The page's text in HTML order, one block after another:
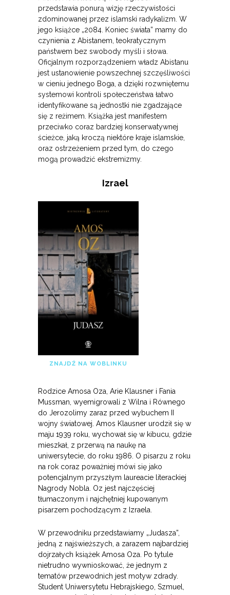
przedstawia ponurą wizję rzeczywistości
zdominowanej przez islamski radykalizm. W
jego książce „2084. Koniec świata” mamy do
czynienia z Abistanem, teokratycznym
państwem bez swobody myśli i słowa.
Oficjalnym rozporządzeniem władz Abistanu
jest ustanowienie powszechnej szczęśliwości
w cieniu jednego Boga, a dzięki rozwniętemu
systemowi kontroli społeczeństwa łatwo
identyfikowane są jednostki nie zgadzające
się z reżimem. Książka jest manifestem
przeciwko coraz bardziej konserwatywnej
ścieżce, jaką kroczą niektóre kraje islamskie,
oraz ostrzeżeniem przed tym, do czego
mogą prowadzić ekstremizmy.
Izrael
ZNAJDŹ NA WOBLINKU
Rodzice Amosa Oza, Arie Klausner i Fania
Mussman, wyemigrowali z Wilna i Równego
do Jerozolimy zaraz przed wybuchem II
wojny światowej. Amos Klausner urodził się w
maju 1939 roku, wychował się w kibucu, gdzie
mieszkał, z przerwą na naukę na
uniwersytecie, do roku 1986. O pisarzu z roku
na rok coraz poważniej mówi się jako
potencjalnym przyszłym laureacie literackiej
Nagrody Nobla. Oz jest najczęściej
tłumaczonym i najchętniej kupowanym
pisarzem pochodzącym z Izraela.
W przewodniku przedstawiamy „Judasza”,
jedną z najświeższych, a zarazem najbardziej
dojrzałych książek Amosa Oza. Po tytule
nietrudno wywnioskować, że jednym z
tematów przewodnich jest motyw zdrady.
Student Uniwersytetu Hebrajskiego, Szmuel,